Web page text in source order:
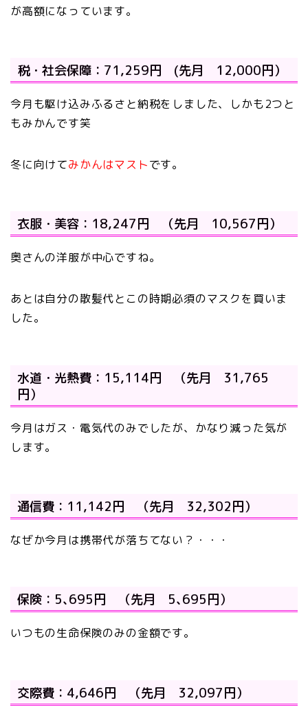
が高額になっています。
税・社会保障：71,259円 (先月 12,000円）
今月も駆け込みふるさと納税をしました、しかも2つと
もみかんです笑
冬に向けてみかんはマストです。
衣服・美容：18,247円 （先月 10,567円）
奥さんの洋服が中心ですね。
あとは自分の散髪代とこの時期必須のマスクを買いま
した。
水道・光熱費：15,114円 （先月 31,765
円）
今月はガス・電気代のみでしたが、かなり減った気が
します。
通信費：11,142円 （先月 32,302円）
なぜか今月は携帯代が落ちてない？・・・
保険：5､695円 （先月 5､695円）
いつもの生命保険のみの金額です。
交際費：4,646円 （先月 32,097円）